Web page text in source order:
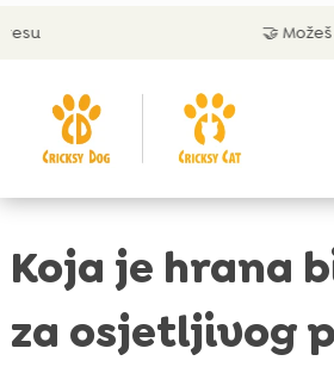
🤝 Možeš platiti
Koja je hrana
za osjetljivog